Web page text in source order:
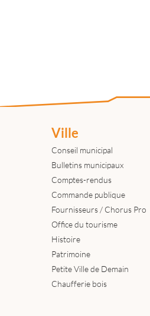
Ville
Conseil municipal
Bulletins municipaux
Comptes-rendus
Commande publique
Fournisseurs / Chorus Pro
Office du tourisme
Histoire
Patrimoine
Petite Ville de Demain
Chaufferie bois